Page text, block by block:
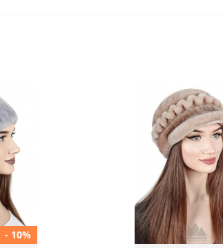
- 10%